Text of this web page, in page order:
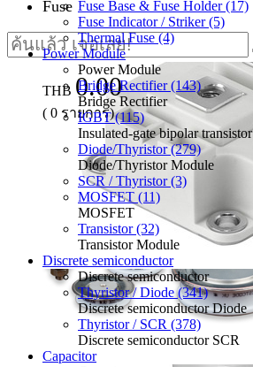
Fuse
THB 0.00
( 0 รายการ)
Fuse Base & Fuse Holder (17)
Fuse Indicator / Striker (5)
Thermal Fuse (4)
Power Module
Power Module
Bridge Rectifier (143)
Bridge Rectifier
IGBT (115)
Insulated-gate bipolar transistor
Diode/Thyristor (279)
Diode/Thyristor Module
SCR / Thyristor (3)
MOSFET (11)
MOSFET
Transistor (32)
Transistor Module
Discrete semiconductor
Discrete semiconductor
Thyristor / Diode (341)
Discrete semiconductor Diode
Thyristor / SCR (378)
Discrete semiconductor SCR
Capacitor